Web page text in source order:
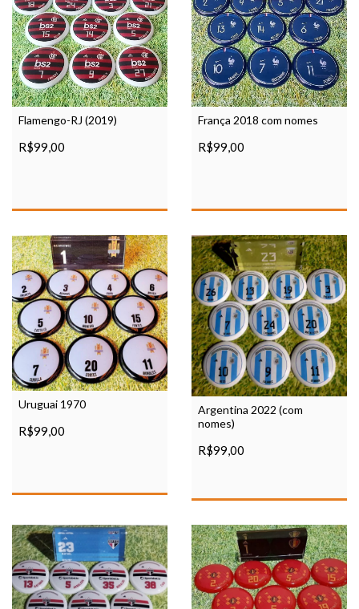
Flamengo-RJ (2019)
R$99,00
França 2018 com nomes
R$99,00
Uruguai 1970
R$99,00
Argentina 2022 (com
nomes)
R$99,00